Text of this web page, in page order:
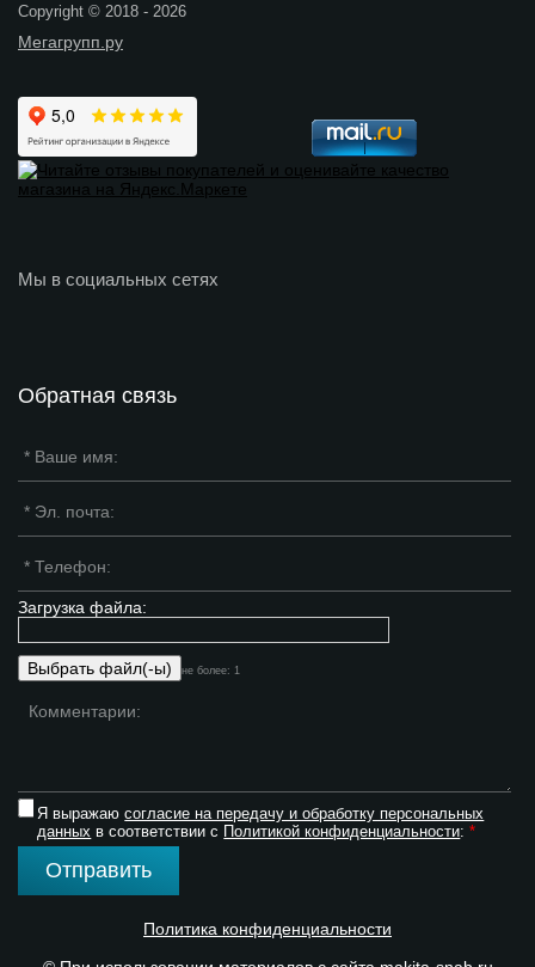
Copyright © 2018 - 2026
Мегагрупп.ру
Мы в социальных сетях
Обратная связь
Загрузка файла:
не более: 1
Я выражаюсогласие на передачу и обработку персональных
данных в соответствии с Политикой конфиденциальности:*
Отправить
Политика конфиденциальности